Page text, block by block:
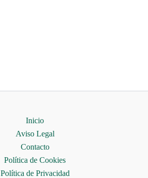
Inicio
Aviso Legal
Contacto
Política de Cookies
Política de Privacidad